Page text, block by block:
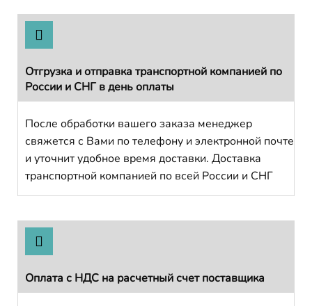
Отгрузка и отправка транспортной компанией по
России и СНГ в день оплаты
После обработки вашего заказа менеджер
свяжется с Вами по телефону и электронной почте
и уточнит удобное время доставки. Доставка
транспортной компанией по всей России и СНГ
Оплата с НДС на расчетный счет поставщика